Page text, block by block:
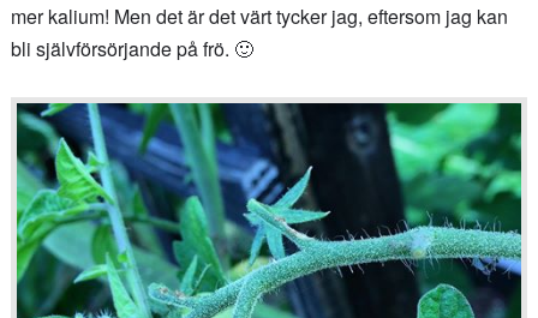
mer kalium! Men det är det värt tycker jag, eftersom jag kan
bli självförsörjande på frö. 🙂